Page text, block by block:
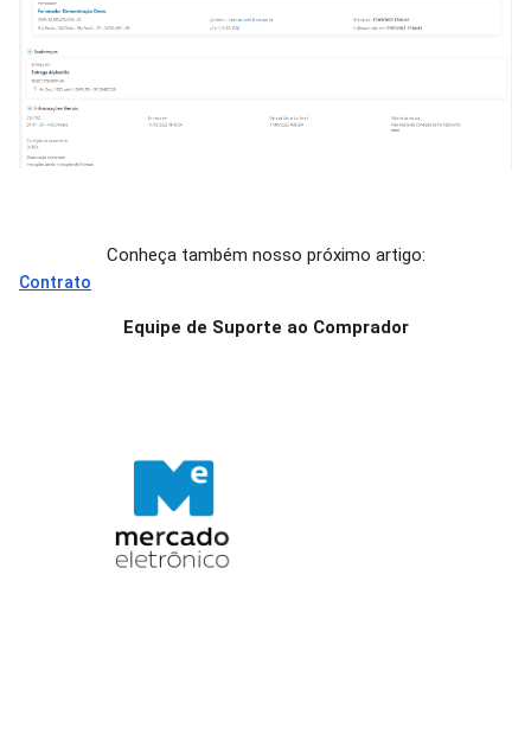
Conheça também nosso próximo artigo:
Contrato
Equipe de Suporte ao Comprador